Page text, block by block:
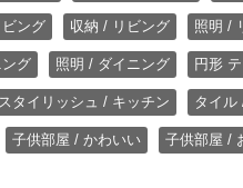
ング 収納 / リビング 照明 /
グ 照明 / ダイニング 円形
スタイリッシュ / キッチン タイル
子供部屋 / かわいい 子供部屋 /